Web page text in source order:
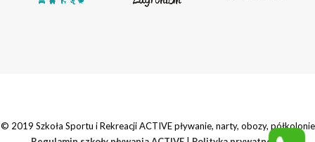
© 2019 Szkoła Sportu i Rekreacji ACTIVE pływanie, narty, obozy, półkolonie